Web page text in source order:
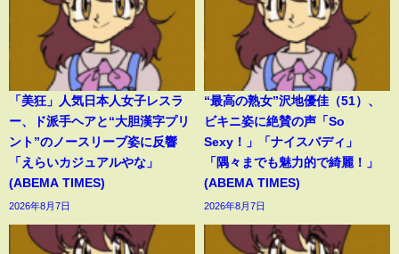
「美狂」人気日本人女子レスラ
ー、ド派手ヘアと“大胆漢字プリ
ント”のノースリーブ姿に反響
「えらいカジュアルやな」
(ABEMA TIMES)
2026年8月7日
“最高の熟女”沢地優佳（51）、
ビキニ姿に絶賛の声「So
Sexy！」「ナイスバディ」
「隅々までも魅力的で綺麗！」
(ABEMA TIMES)
2026年8月7日